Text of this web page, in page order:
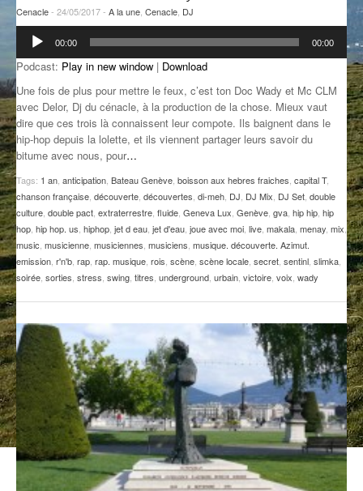
GROOVE N SUN
L’ASTUCE DE LA PORTE EN BOIS
LA FABRIK POÉTIK
LA SOUTERRAINE
MUSIQUE DES ANTIPODES
NOS ANCIENS
SONORIK
ZIRCONIUM
ANCIENNES ÉMISSIONS
PLUS DE MIX
Cenacle- 24/05/2017 - A la une Cenacle DJ
Lecteur
audio
00:00 00:00
Podcast: Play in new window | Download
Une fois de plus pour mettre le feux, c’est ton Doc Wady et Mc CLM
avec Delor, Dj du cénacle, à la production de la chose. Mieux vaut
dire que ces trois là connaissent leur compote. Ils baignent dans le
hip-hop depuis la lolette, et ils viennent partager leurs savoir du
bitume avec nous, pour…
Tags: 1 an anticipation Bateau Genève boisson aux hebres fraiches capital T,
chanson française découverte découvertes di-meh DJ DJ Mix DJ Set double
culture double pact extraterrestre fluide Geneva Lux Genève gva hip hip hip
hop hip hop. us hiphop jet d eau jet d'eau joue avec moi live makala menay mix
music musicienne musiciennes musiciens musique. découverte. Azimut.
emission r'n'b rap rap. musique rois scène scène locale secret sentinl slimka
soirée sorties stress swing titres underground urbain victoire voix wady